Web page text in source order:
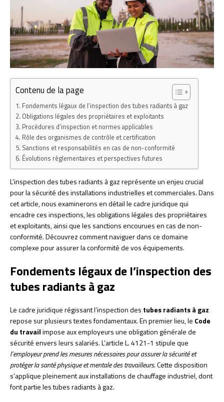
Contenu de la page
Fondements légaux de l’inspection des tubes radiants à gaz
Obligations légales des propriétaires et exploitants
Procédures d’inspection et normes applicables
Rôle des organismes de contrôle et certification
Sanctions et responsabilités en cas de non-conformité
Évolutions réglementaires et perspectives futures
L’inspection des tubes radiants à gaz représente un enjeu crucial
pour la sécurité des installations industrielles et commerciales. Dans
cet article, nous examinerons en détail le cadre juridique qui
encadre ces inspections, les obligations légales des propriétaires
et exploitants, ainsi que les sanctions encourues en cas de non-
conformité. Découvrez comment naviguer dans ce domaine
complexe pour assurer la conformité de vos équipements.
Fondements légaux de l’inspection des
tubes radiants à gaz
Le cadre juridique régissant l’inspection des tubes radiants à gaz
repose sur plusieurs textes fondamentaux. En premier lieu, le Code
du travailimpose aux employeurs une obligation générale de
sécurité envers leurs salariés. L’article L. 4121-1 stipule que
l’employeur prend les mesures nécessaires pour assurer la sécurité et
protéger la santé physique et mentale des travailleurs. Cette disposition
s’applique pleinement aux installations de chauffage industriel, dont
font partie les tubes radiants à gaz.